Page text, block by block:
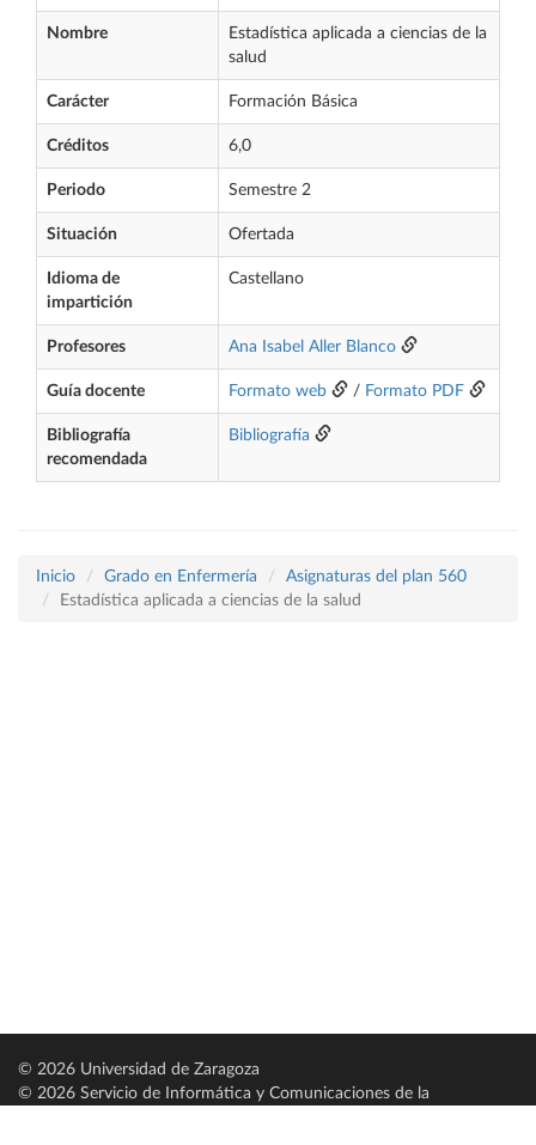
Nombre
Estadística aplicada a ciencias de la
salud
Carácter Formación Básica
Créditos 6,0
Periodo Semestre 2
Situación Ofertada
Idioma de
impartición
Castellano
Profesores Ana Isabel Aller Blanco
Guía docente Formato web / Formato PDF
Bibliografía
recomendada
Bibliografía
Inicio Grado en Enfermería
Asignaturas del plan 560
Estadística aplicada a ciencias de la salud
© 2026 Universidad de Zaragoza
© 2026 Servicio de Informática y Comunicaciones de la